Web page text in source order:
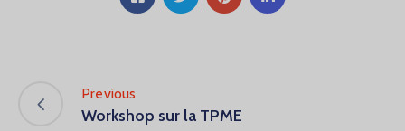
Previous
Workshop sur la TPME